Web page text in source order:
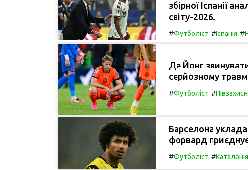
збірної Іспанії
світу-2026.
#Футболіст #Іспанія #
Де Йонг
серйозному
#Футболіст #
Барселона
форвард
#Футболіст #Каталонія